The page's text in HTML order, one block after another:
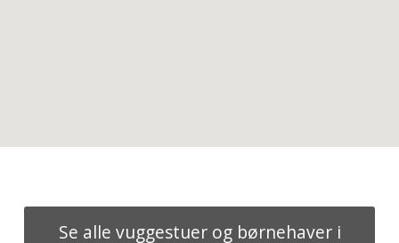
Se alle vuggestuer og børnehaver i